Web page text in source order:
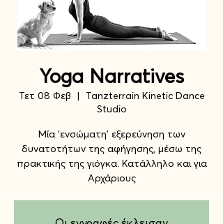
Yoga Narratives
Τετ 08 Φεβ
Tanzterrain Kinetic Dance
Studio
Μία 'ενσώματη' εξερεύνηση των
δυνατοτήτων της αφήγησης, μέσω της
πρακτικής της γιόγκα. Κατάλληλο και για
Αρχάριους